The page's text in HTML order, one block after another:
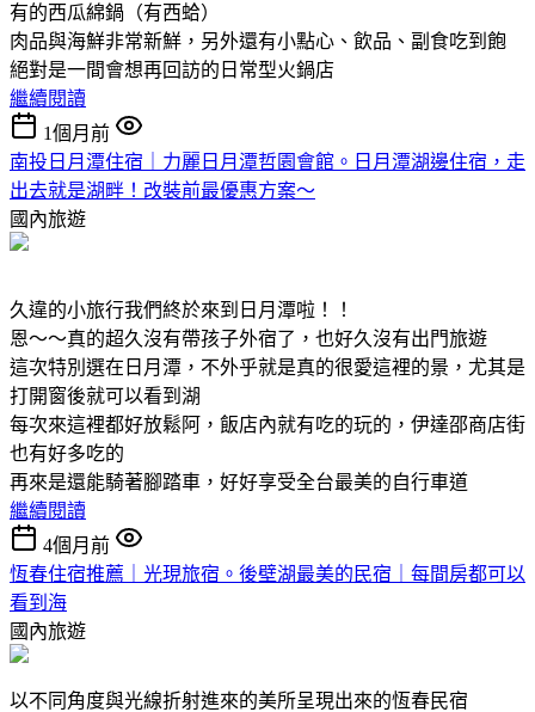
有的西瓜綿鍋（有西蛤）
肉品與海鮮非常新鮮，另外還有小點心、飲品、副食吃到飽
絕對是一間會想再回訪的日常型火鍋店
繼續閱讀
1個月前
南投日月潭住宿｜力麗日月潭哲園會館。日月潭湖邊住宿，走
出去就是湖畔！改裝前最優惠方案～
國內旅遊
久違的小旅行我們終於來到日月潭啦！！
恩～～真的超久沒有帶孩子外宿了，也好久沒有出門旅遊
這次特別選在日月潭，不外乎就是真的很愛這裡的景，尤其是
打開窗後就可以看到湖
每次來這裡都好放鬆阿，飯店內就有吃的玩的，伊達邵商店街
也有好多吃的
再來是還能騎著腳踏車，好好享受全台最美的自行車道
繼續閱讀
4個月前
恆春住宿推薦｜光現旅宿。後壁湖最美的民宿｜每間房都可以
看到海
國內旅遊
以不同角度與光線折射進來的美所呈現出來的恆春民宿